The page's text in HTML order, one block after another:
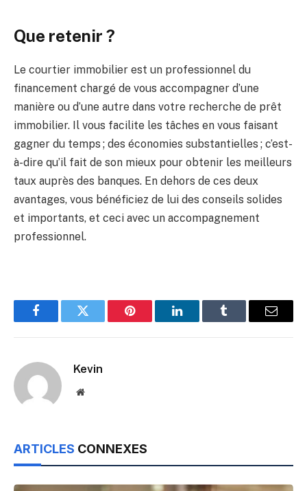
Que retenir ?
Le courtier immobilier est un professionnel du
financement chargé de vous accompagner d’une
manière ou d’une autre dans votre recherche de prêt
immobilier. Il vous facilite les tâches en vous faisant
gagner du temps ; des économies substantielles ; c’est-
à-dire qu’il fait de son mieux pour obtenir les meilleurs
taux auprès des banques. En dehors de ces deux
avantages, vous bénéficiez de lui des conseils solides
et importants, et ceci avec un accompagnement
professionnel.
FacebookTwitter Pinterest LinkedInTumblr Email
Kevin
Website
ARTICLES CONNEXES